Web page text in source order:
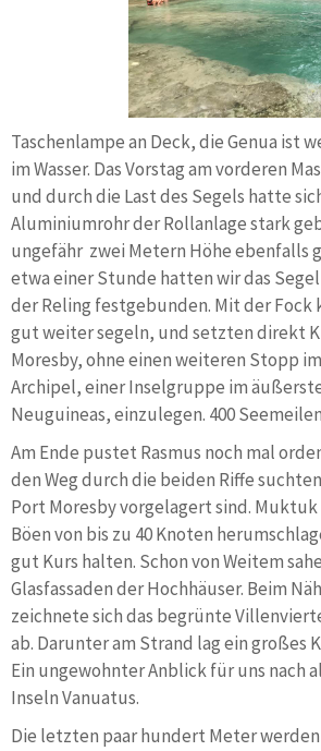
Taschenlampe an Deck, die Genua ist
im Wasser. Das Vorstag am vorderen
und durch die Last des Segels hatte
Aluminiumrohr der Rollanlage stark
ungefähr zwei Metern Höhe ebenfalls
etwa einer Stunde hatten wir das
der Reling festgebunden. Mit der Fock
gut weiter segeln, und setzten direkt
Moresby, ohne einen weiteren Stopp
Archipel, einer Inselgruppe im
Neuguineas, einzulegen. 400
Am Ende pustet Rasmus noch mal
den Weg durch die beiden Riffe
Port Moresby vorgelagert sind.
Böen von bis zu 40 Knoten
gut Kurs halten. Schon von Weitem
Glasfassaden der Hochhäuser. Beim
zeichnete sich das begrünte
ab. Darunter am Strand lag ein großes
Ein ungewohnter Anblick für uns nach
Inseln Vanuatus.
Die letzten paar hundert Meter